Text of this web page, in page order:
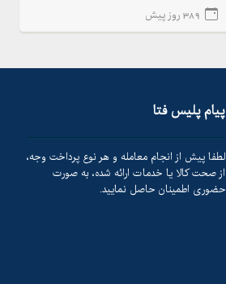
389 روز پیش
پیام پلیس فتا
لطفا پیش از انجام معامله و هر نوع پرداخت وجه،
از صحت کالا یا خدمات ارائه شده، به صورت
حضوری اطمینان حاصل نمایید.